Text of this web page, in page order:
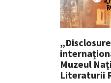
Muzeul
Literaturii